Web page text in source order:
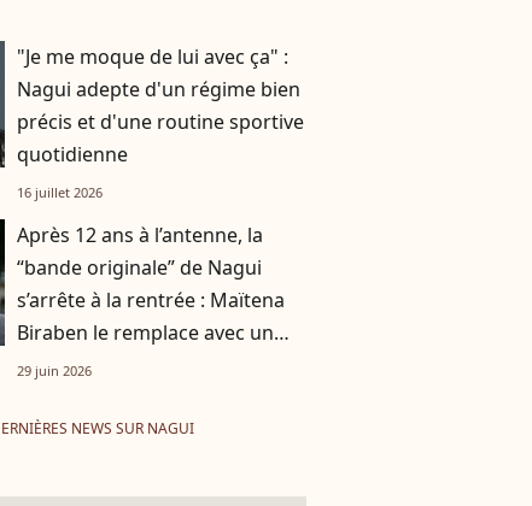
"Je me moque de lui avec ça" :
Nagui adepte d'un régime bien
précis et d'une routine sportive
quotidienne
16 juillet 2026
Après 12 ans à l’antenne, la
“bande originale” de Nagui
s’arrête à la rentrée : Maïtena
Biraben le remplace avec un
nouveau concept
29 juin 2026
NEWS SUR NAGUI